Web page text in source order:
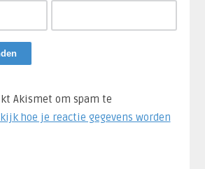
Akismet om spam te
hoe je reactie gegevens worden